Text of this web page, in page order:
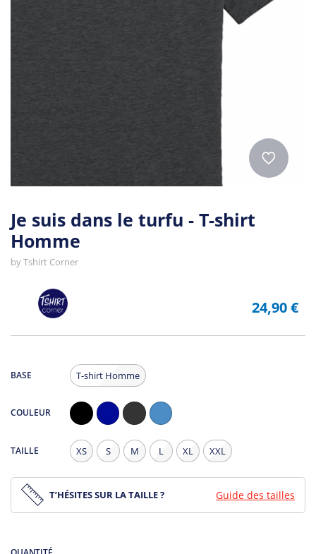
Je suis dans le turfu - T-shirt
Homme
byTshirt Corner
24,90 €
BASE T-shirt Homme
COULEUR
Chinéchiné
TAILLE XS S M L XL XXL
T’HÉSITES SUR LA TAILLE ? Guide des tailles